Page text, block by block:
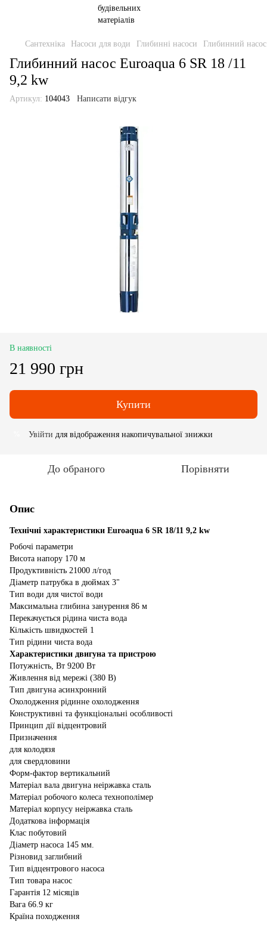
Сантехніка Насоси для води Глибинні насоси Глибинний
Глибинний насос Euroaqua 6 SR 18 /11
9,2 kw
Артикул: 104043 Написати відгук
В наявності
21 990 грн
Купити
Увійти для відображення накопичувальної знижки
До обраного Порівняти
Опис
Технічні характеристики Euroaqua 6 SR 18/11 9,2 kw
Робочі параметри
Висота напору 170 м
Продуктивність 21000 л/год
Діаметр патрубка в дюймах 3"
Тип води для чистої води
Максимальна глибина занурення 86 м
Перекачується рідина чиста вода
Кількість швидкостей 1
Тип рідини чиста вода
Характеристики двигуна та пристрою
Потужність, Вт 9200 Вт
Живлення від мережі (380 В)
Тип двигуна асинхронний
Охолодження рідинне охолодження
Конструктивні та функціональні особливості
Принцип дії відцентровий
Призначення
для колодязя
для свердловини
Форм-фактор вертикальний
Матеріал вала двигуна неіржавка сталь
Матеріал робочого колеса технополімер
Матеріал корпусу неіржавка сталь
Додаткова інформація
Клас побутовий
Діаметр насоса 145 мм.
Різновид заглибний
Тип відцентрового насоса
Тип товара насос
Гарантія 12 місяців
Вага 66.9 кг
Країна походження